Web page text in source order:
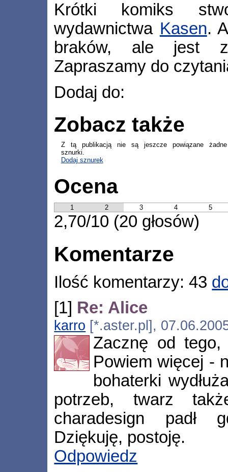
Krótki komiks
wydawnictwa Kasen.
braków, ale jest z
Zapraszamy do
Dodaj do:
Zobacz także
Z tą publikacją nie są jeszcze powiązane żadne
sznurki.
Dodaj sznurek
Ocena
1 2 3 4 5
2,70/10 (20 głosów)
Komentarze
Ilość komentarzy: 43
[1] Re: Alice
karro [*.aster.pl],
Zacznę od
Powiem więcej -
bohaterki
potrzeb, twarz
charadesign padł
Dziękuję, postoję.
Odpowiedz